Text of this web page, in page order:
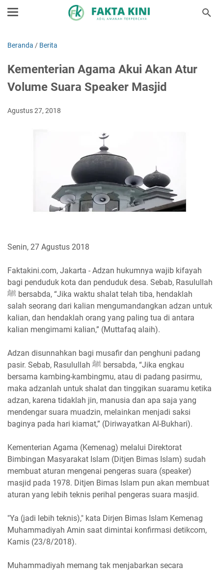
Beranda / Berita
Kementerian Agama Akui Akan Atur
Volume Suara Speaker Masjid
Agustus 27, 2018
Senin, 27 Agustus 2018
Faktakini.com, Jakarta - Adzan hukumnya wajib kifayah
bagi penduduk kota dan penduduk desa. Sebab, Rasulullah
ﷺ bersabda, “Jika waktu shalat telah tiba, hendaklah
salah seorang dari kalian mengumandangkan adzan untuk
kalian, dan hendaklah orang yang paling tua di antara
kalian mengimami kalian,” (Muttafaq alaih).
Adzan disunnahkan bagi musafir dan penghuni padang
pasir. Sebab, Rasulullah ﷺ bersabda, “Jika engkau
bersama kambing-kambingmu, atau di padang pasirmu,
maka adzanlah untuk shalat dan tinggikan suaramu ketika
adzan, karena tidaklah jin, manusia dan apa saja yang
mendengar suara muadzin, melainkan menjadi saksi
baginya pada hari kiamat,” (Diriwayatkan Al-Bukhari).
Kementerian Agama (Kemenag) melalui Direktorat
Bimbingan Masyarakat Islam (Ditjen Bimas Islam) sudah
membuat aturan mengenai pengeras suara (speaker)
masjid pada 1978. Ditjen Bimas Islam pun akan membuat
aturan yang lebih teknis perihal pengeras suara masjid.
"Ya (jadi lebih teknis)," kata Dirjen Bimas Islam Kemenag
Muhammadiyah Amin saat dimintai konfirmasi detikcom,
Kamis (23/8/2018).
Muhammadiyah memang tak menjabarkan secara